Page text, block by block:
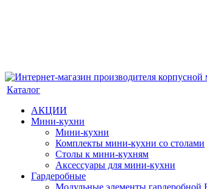
Каталог
АКЦИИ
Мини-кухни
Мини-кухни
Комплекты мини-кухни со столами
Столы к мини-кухням
Аксессуары для мини-кухни
Гардеробные
Модульные элементы гардеробной